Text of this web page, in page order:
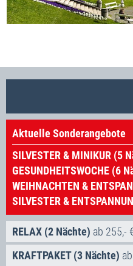
Aktuelle Sonderangebote
SILVESTER & MINIKUR (5
GESUNDHEITSWOCHE (6
WEIHNACHTEN &
SILVESTER &
RELAX (2 Nächte) ab 255,-
Inklusivleistungen:
KRAFTPAKET (3 Nächte)